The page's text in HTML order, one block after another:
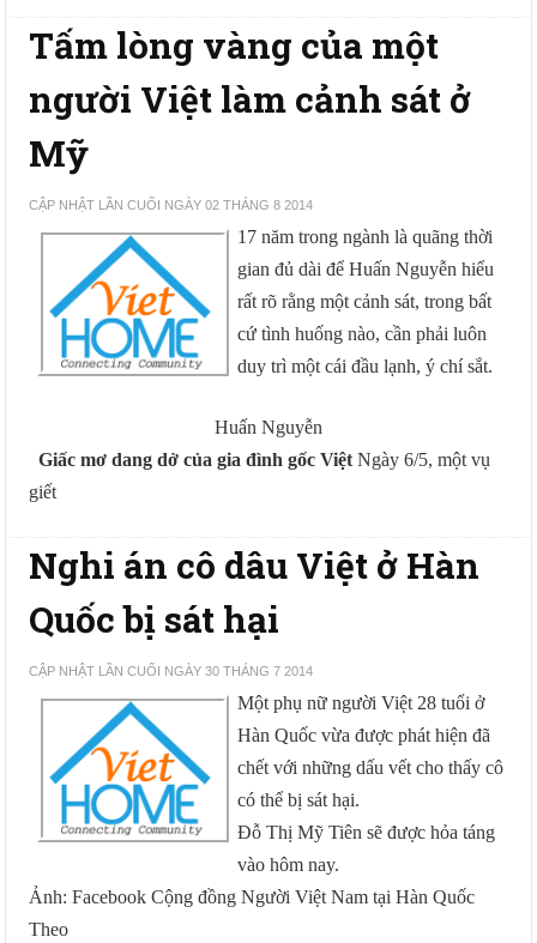
Tấm lòng vàng của một
người Việt làm cảnh sát ở
Mỹ
CẬP NHẬT LẦN CUỐI NGÀY 02 THÁNG 8 2014
17 năm trong ngành là quãng thời
gian đủ dài để Huấn Nguyễn hiểu
rất rõ rằng một cảnh sát, trong bất
cứ tình huống nào, cần phải luôn
duy trì một cái đầu lạnh, ý chí sắt.
Huấn Nguyễn
Giấc mơ dang dở của gia đình gốc Việt Ngày 6/5, một vụ
giết
Nghi án cô dâu Việt ở Hàn
Quốc bị sát hại
CẬP NHẬT LẦN CUỐI NGÀY 30 THÁNG 7 2014
Một phụ nữ người Việt 28 tuổi ở
Hàn Quốc vừa được phát hiện đã
chết với những dấu vết cho thấy cô
có thể bị sát hại.
Đỗ Thị Mỹ Tiên sẽ được hỏa táng
vào hôm nay.
Ảnh: Facebook Cộng đồng Người Việt Nam tại Hàn Quốc
Theo